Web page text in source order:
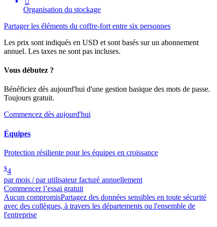
Organisation du stockage
Partager les éléments du coffre-fort entre six personnes
Les prix sont indiqués en USD et sont basés sur un abonnement
annuel. Les taxes ne sont pas incluses.
Vous débutez ?
Bénéficiez dès aujourd'hui d'une gestion basique des mots de passe.
Toujours gratuit.
Commencez dès aujourd'hui
Équipes
Protection résiliente pour les équipes en croissance
$4
par mois / par utilisateur facturé annuellement
Commencer l’essai gratuit
Aucun compromisPartagez des données sensibles en toute sécurité
avec des collègues, à travers les départements ou l'ensemble de
l'entreprise